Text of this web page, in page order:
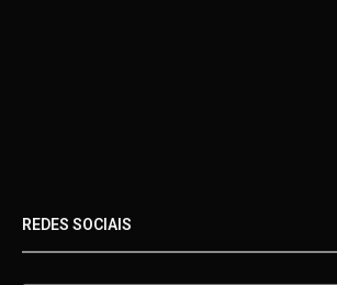
REDES SOCIAIS